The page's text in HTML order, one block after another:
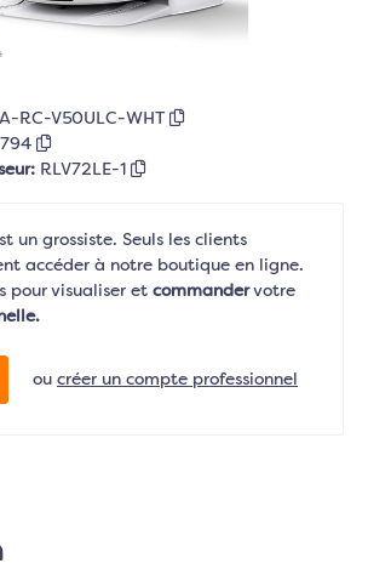
RC-V50ULC-WHT
RLV72LE-1
un grossiste. Seuls les clients
accéder à notre boutique en ligne.
pour visualiser et commandervotre
ou créer un compte professionnel